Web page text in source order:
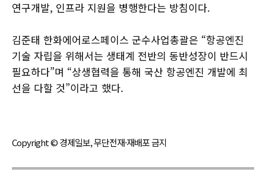
연구개발, 인프라 지원을 병행한다는 방침이다.
김준태 한화에어로스페이스 군수사업총괄은 “항공엔진
기술 자립을 위해서는 생태계 전반의 동반성장이 반드시
필요하다”며 “상생협력을 통해 국산 항공엔진 개발에 최
선을 다할 것”이라고 했다.
Copyright © 경제일보, 무단전재·재배포 금지